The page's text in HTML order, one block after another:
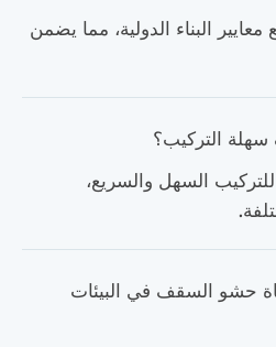
معايير البناء الدولية، مما يضمن
التركيب؟
السهل والسريع،
حشو السقف في البيئات